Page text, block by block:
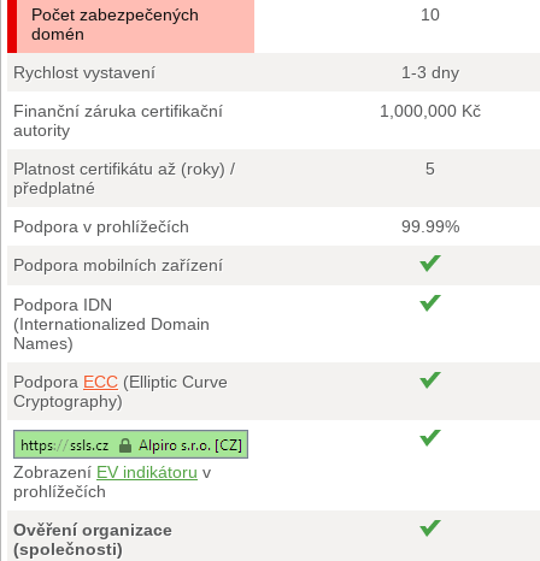
Počet zabezpečených
domén
10
Rychlost vystavení
1-3 dny
Finanční záruka certifikační
autority
1,000,000 Kč
Platnost certifikátu až (roky) /
předplatné
5
Podpora v prohlížečích
99.99%
Podpora mobilních zařízení
Podpora IDN
(Internationalized Domain
Names)
Podpora ECC (Elliptic Curve
Cryptography)
Zobrazení EV indikátoru v
prohlížečích
Ověření organizace
(společnosti)